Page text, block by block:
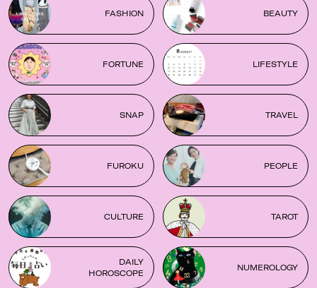
FASHION BEAUTY
FORTUNE LIFESTYLE
SNAP TRAVEL
FUROKU PEOPLE
CULTURE TAROT
DAILY
HOROSCOPE
NUMEROLOGY